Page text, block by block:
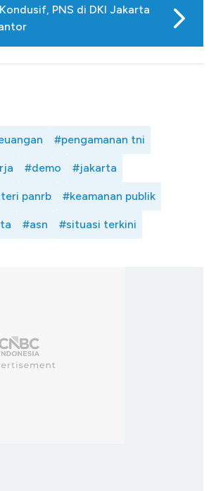
PNS di DKI Jakarta
#pengamanan tni
#demo #jakarta
panrb #keamanan publik
#asn #situasi terkini